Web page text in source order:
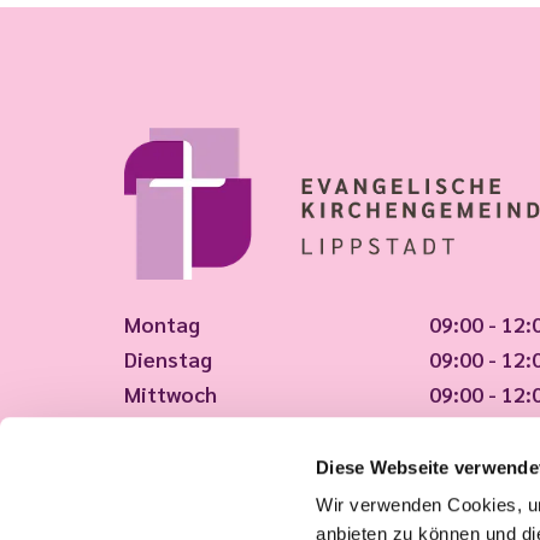
Diese Webseite
Wir verwenden Cookies,
anbieten zu können und
Montag
09:00 -
Dienstag
09:00 -
Mittwoch
09:00 -
09:00 -
Tut uns leid, wir haben geschlossen!